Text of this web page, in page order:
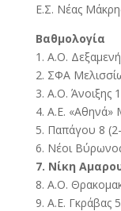
Ε.Σ. Νέας
Βαθμολογία
1. Α.Ο.
2. ΣΦΑ
3. Α.Ο. Άνοιξης
4. Α.Ε. «Αθηνά»
5. Παπάγου 8
6. Νέοι
7. Νίκη
8. Α.Ο.
9. Α.Ε. Γκράβας